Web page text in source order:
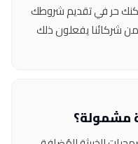
لكنك حر في تقديم شروطك
من شركائنا يفعلون ذلك
مشمولة؟